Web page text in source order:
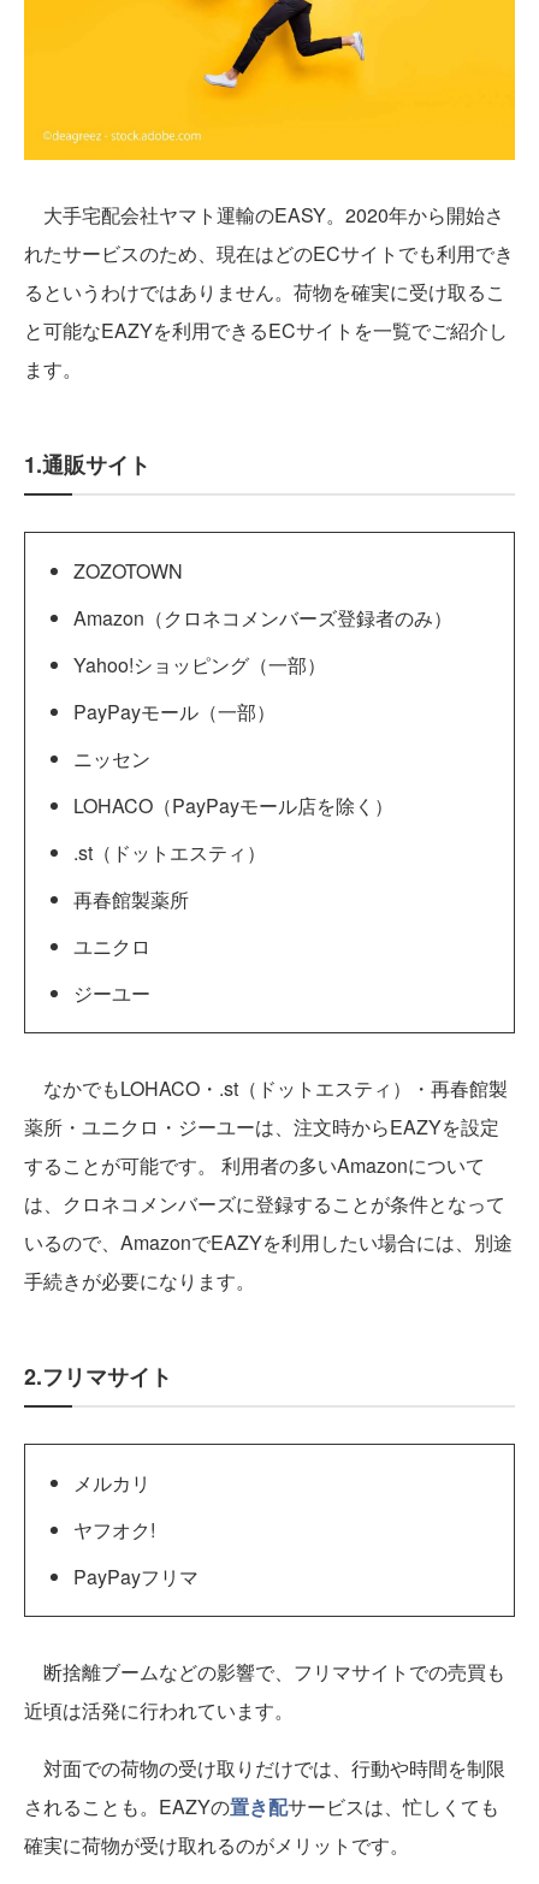
大手宅配会社ヤマト運輸のEASY。2020年から開始さ
れたサービスのため、現在はどのECサイトでも利用でき
るというわけではありません。荷物を確実に受け取るこ
と可能なEAZYを利用できるECサイトを一覧でご紹介し
ます。
1.通販サイト
ZOZOTOWN
Amazon（クロネコメンバーズ登録者のみ）
Yahoo!ショッピング（一部）
PayPayモール（一部）
ニッセン
LOHACO（PayPayモール店を除く）
.st（ドットエスティ）
再春館製薬所
ユニクロ
ジーユー
なかでもLOHACO・.st（ドットエスティ）・再春館製
薬所・ユニクロ・ジーユーは、注文時からEAZYを設定
することが可能です。 利用者の多いAmazonについて
は、クロネコメンバーズに登録することが条件となって
いるので、AmazonでEAZYを利用したい場合には、別途
手続きが必要になります。
2.フリマサイト
メルカリ
ヤフオク!
PayPayフリマ
断捨離ブームなどの影響で、フリマサイトでの売買も
近頃は活発に行われています。
対面での荷物の受け取りだけでは、行動や時間を制限
されることも。EAZYの置き配サービスは、忙しくても
確実に荷物が受け取れるのがメリットです。